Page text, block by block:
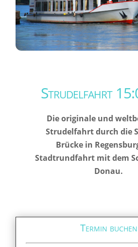
Strudelfahrt
Die originale und
Strudelfahrt durch die
Brücke in
Stadtrundfahrt mit dem
Donau.
Termin buchen